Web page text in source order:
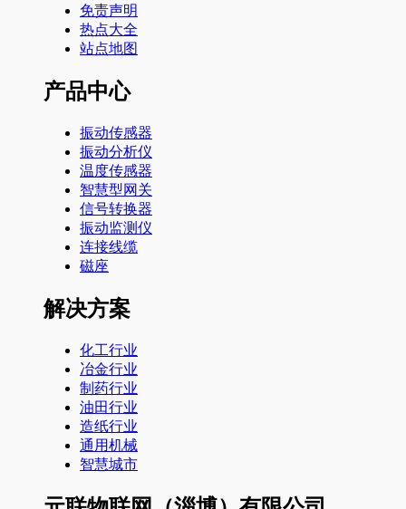
免责声明
热点大全
站点地图
产品中心
振动传感器
振动分析仪
温度传感器
智慧型网关
信号转换器
振动监测仪
连接线缆
磁座
解决方案
化工行业
冶金行业
制药行业
油田行业
造纸行业
通用机械
智慧城市